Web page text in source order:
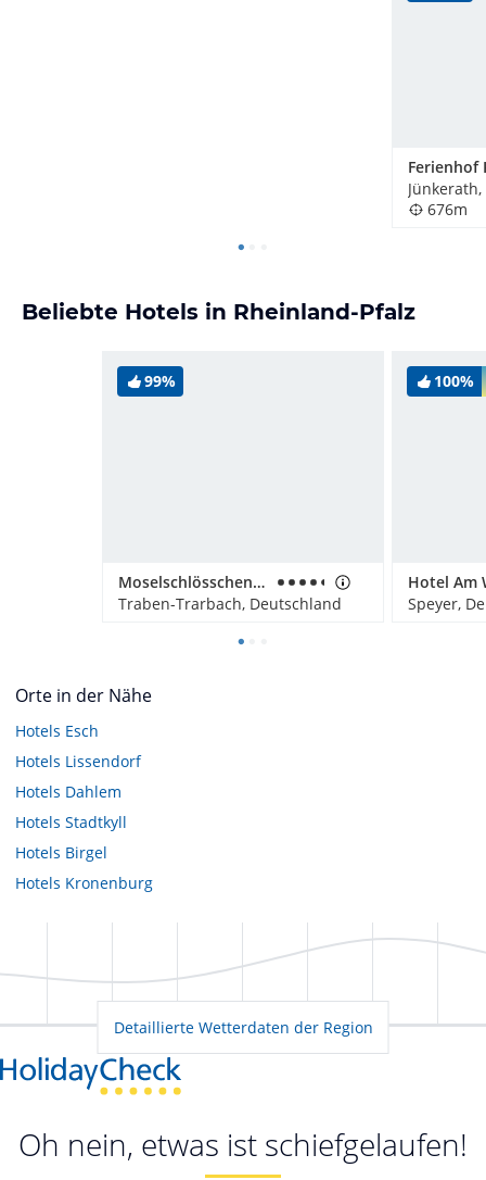
Ferienhof
676m
Beliebte Hotels in Rheinland-Pfalz
99%
Moselschlösschen Spa & Resort
Traben-Trarbach, Deutschland
100%
Hotel Am
Speyer,
Orte in der Nähe
Hotels Esch
Hotels Lissendorf
Hotels Dahlem
Hotels Stadtkyll
Hotels Birgel
Hotels Kronenburg
Detaillierte Wetterdaten der Region
Oh nein, etwas ist schiefgelaufen!